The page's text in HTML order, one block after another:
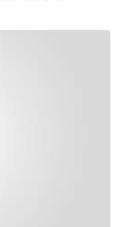
Indonesia
konsistensi,